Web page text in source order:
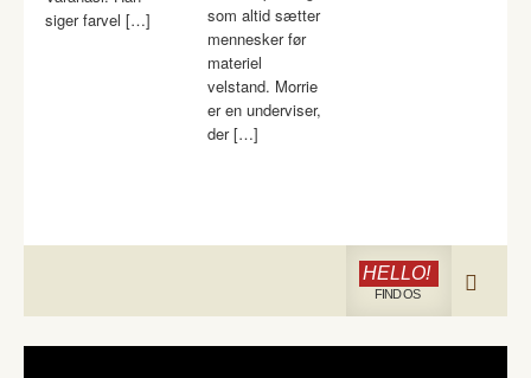
siger farvel […]
som altid sætter
mennesker før
materiel
velstand. Morrie
er en underviser,
der […]
HELLO!
FIND OS